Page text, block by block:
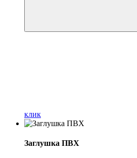
клик
Заглушка ПВХ